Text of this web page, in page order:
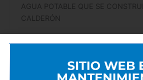
AGUA POTABLE QUE SE
CALDERÓN